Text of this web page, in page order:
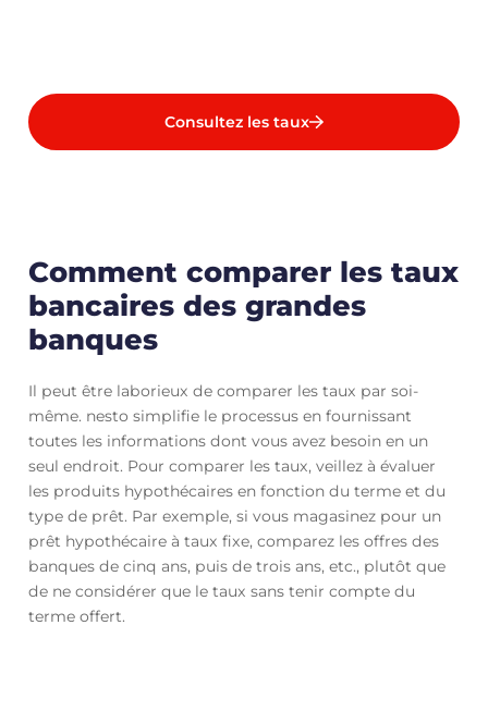
Consultez les taux
Comment comparer les taux
bancaires des grandes
banques
Il peut être laborieux de comparer les taux par soi-
même. nesto simplifie le processus en fournissant
toutes les informations dont vous avez besoin en un
seul endroit. Pour comparer les taux, veillez à évaluer
les produits hypothécaires en fonction du terme et du
type de prêt. Par exemple, si vous magasinez pour un
prêt hypothécaire à taux fixe, comparez les offres des
banques de cinq ans, puis de trois ans, etc., plutôt que
de ne considérer que le taux sans tenir compte du
terme offert.